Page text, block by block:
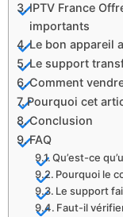
IPTV France
importants
Le bon appareil
Le support
Comment
Pourquoi cet
Conclusion
FAQ
Qu’est-ce
Pourquoi le
Le support
Faut-il